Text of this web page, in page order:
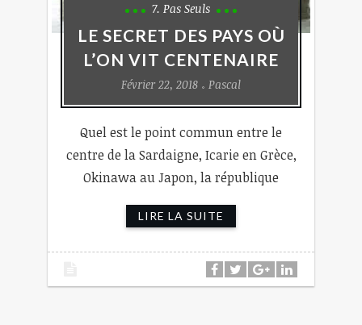
7. Pas Seuls
LE SECRET DES PAYS OÙ
L’ON VIT CENTENAIRE
Février 22, 2018 Pascal
Quel est le point commun entre le
centre de la Sardaigne, Icarie en Grèce,
Okinawa au Japon, la république
LIRE LA SUITE